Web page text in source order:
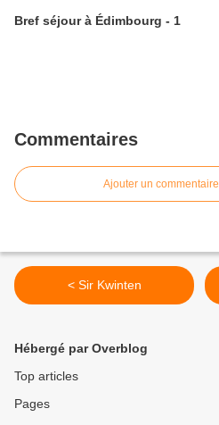
Bref séjour à Édimbourg - 1
Commentaires
Ajouter un commentaire
< Sir Kwinten
Hébergé par Overblog
Top articles
Pages